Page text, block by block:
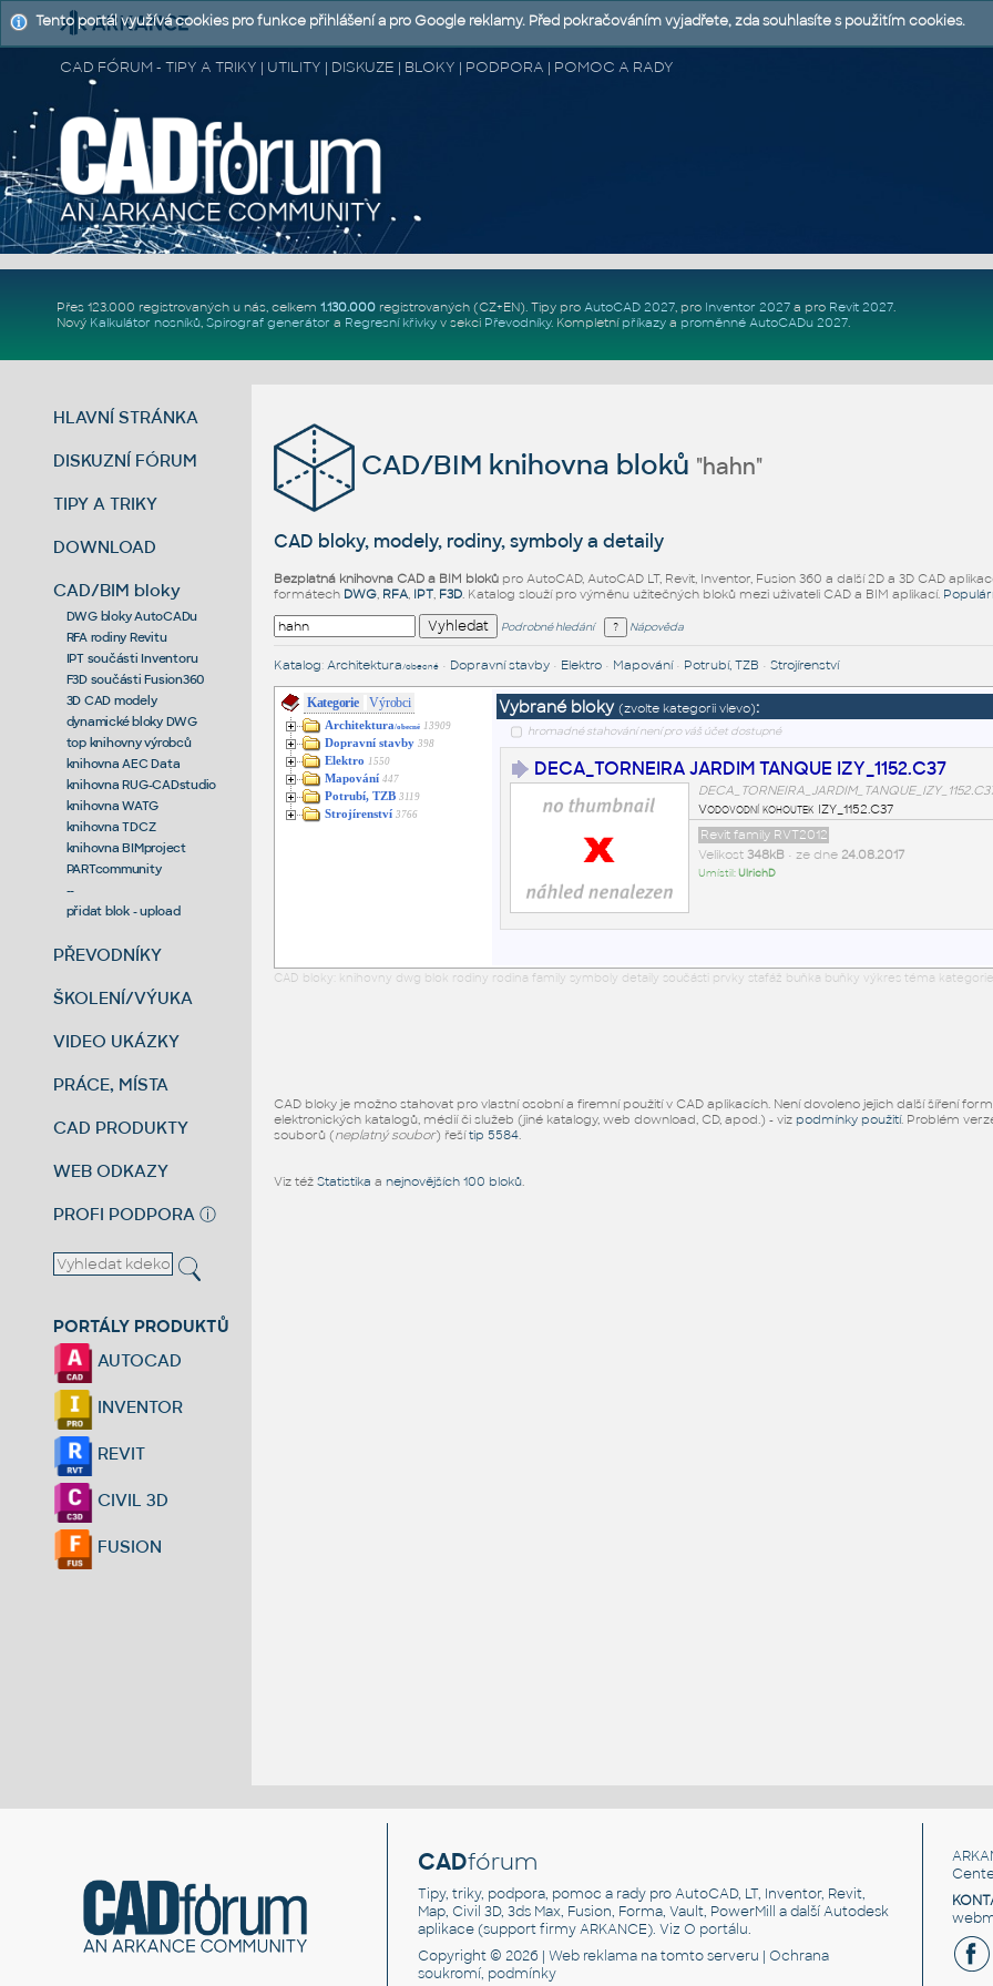
CAD FÓRUM - TIPY A TRIKY | UTILITY | DISKUZE | BLOKY | PODPORA | POMOC A RADY
Přes 123.000 registrovaných u nás, celkem 1.130.000registrovaných (CZ+EN). Tipy pro AutoCAD 2027, pro Inventor 2027a pro Revit 2027.
Nový Kalkulátor nosníků, Spirograf generátor a Regresní křivkyv sekci Převodníky. Kompletní příkazya proměnné AutoCADu 2027.
HLAVNÍ STRÁNKA
DISKUZNÍ FÓRUM
TIPY A TRIKY
DOWNLOAD
CAD/BIM bloky
DWG bloky AutoCADu
RFA rodiny Revitu
IPT součásti Inventoru
F3D součásti Fusion360
3D CAD modely
dynamické bloky DWG
top knihovny výrobců
knihovna AEC Data
knihovna RUG-CADstudio
knihovna WATG
knihovna TDCZ
knihovna BIMproject
PARTcommunity
--
přidat blok - upload
PŘEVODNÍKY
ŠKOLENÍ/VÝUKA
VIDEO UKÁZKY
PRÁCE, MÍSTA
CAD PRODUKTY
WEB ODKAZY
PROFI PODPORA ⓘ
PORTÁLY PRODUKTŮ
AUTOCAD
INVENTOR
REVIT
CIVIL 3D
FUSION
CAD/BIM knihovna bloků "hahn"
CAD bloky, modely, rodiny, symboly a detaily
Bezplatná knihovna CAD a BIM blokůpro AutoCAD, AutoCAD LT, Revit, Inventor, Fusion 360 a další 2D a 3D CAD
formátech DWG, RFA, IPT, F3D. Katalog slouží pro výměnu užitečných bloků mezi uživateli CAD a BIM aplikací.
Podrobné hledání Nápověda
Katalog: Architektura /obecné• Dopravní stavby• Elektro• Mapování• Potrubí, TZB • Strojírenství
Kategorie Výrobci
Architektura/obecné 13909
Dopravní stavby 398
Elektro 1550
Mapování 447
Potrubí, TZB 3119
Strojírenství 3766
Vybrané bloky (zvolte kategorii vlevo):
hromadné stahování není pro váš účet dostupné
DECA_TORNEIRA JARDIM TANQUE IZY_1152.C37
Vodovodní kohoutek IZY_1152.C37
Revit family RVT2012
Velikost 348kB• ze dne 24.08.2017
Umístil:UlrichD
CAD bloky: knihovny dwg blok rodiny rodina family symboly detaily součásti prvky stafáž buňka buňky výkres téma
CAD bloky je možno stahovat pro vlastní osobní a firemní použití v CAD aplikacích. Není dovoleno jejich další šíření
elektronických katalogů, médií či služeb (jiné katalogy, web download, CD, apod.) - viz podmínky použití. Problém
souborů (neplatný soubor) řešítip 5584.
Viz též Statistika a nejnovějších 100 bloků.
CADfórum
Tipy, triky, podpora, pomoc a rady pro AutoCAD, LT, Inventor, Revit,
Map, Civil 3D, 3ds Max, Fusion, Forma, Vault, PowerMill a další Autodesk
aplikace (support firmy ARKANCE). VizO portálu.
Copyright © 2026 |Web reklama na tomto serveru |Ochrana
soukromí, podmínky
Tento portál využívá cookies pro funkce přihlášení a pro Google reklamy. Před pokračováním vyjadřete, zda souhlasíte s použitím cookies.